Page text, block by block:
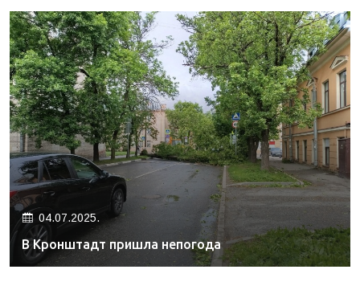
04.07.2025.
В Кронштадт пришла непогода